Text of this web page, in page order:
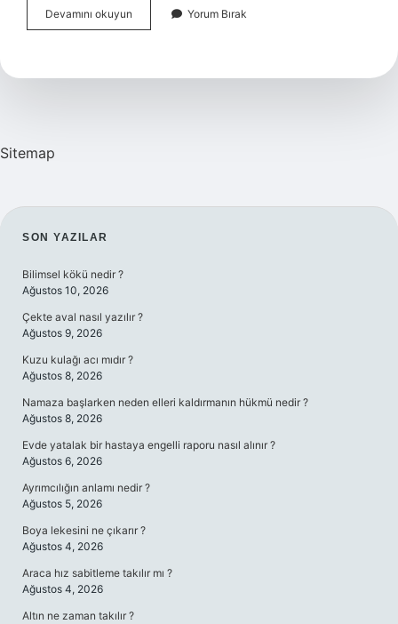
Devamını okuyun
Tanımı
Yorum Bırak
Sitemap
SIDEBAR
SON YAZILAR
Bilimsel kökü nedir ?
Ağustos 10, 2026
Çekte aval nasıl yazılır ?
Ağustos 9, 2026
Kuzu kulağı acı mıdır ?
Ağustos 8, 2026
Namaza başlarken neden elleri kaldırmanın hükmü nedir ?
Ağustos 8, 2026
Evde yatalak bir hastaya engelli raporu nasıl alınır ?
Ağustos 6, 2026
Ayrımcılığın anlamı nedir ?
Ağustos 5, 2026
Boya lekesini ne çıkarır ?
Ağustos 4, 2026
Araca hız sabitleme takılır mı ?
Ağustos 4, 2026
Altın ne zaman takılır ?